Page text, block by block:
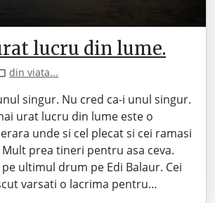
lucru din lume.
din viata...
singur. Nu cred ca-i unul singur.
urat lucru din lume este o
unde si cel plecat si cei ramasi
prea tineri pentru asa ceva.
ultimul drum pe Edi Balaur. Cei
varsati o lacrima pentru…